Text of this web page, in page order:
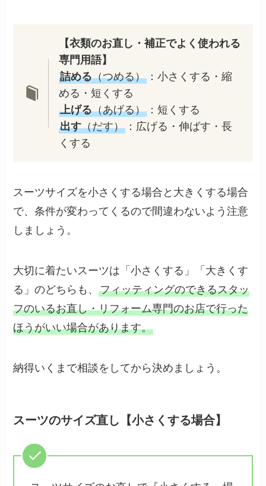
【衣類のお直し・補正でよく使われる
専門用語】
詰める（つめる）：小さくする・縮
める・短くする
上げる（あげる）：短くする
出す（だす）：広げる・伸ばす・長
くする
スーツサイズを小さくする場合と大きくする場合
で、条件が変わってくるので間違わないよう注意
しましょう。
大切に着たいスーツは「小さくする」「大きくす
る」のどちらも、フィッティングのできるスタッ
フのいるお直し・リフォーム専門のお店で行った
ほうがいい場合があります。
納得いくまで相談をしてから決めましょう。
スーツのサイズ直し【小さくする場合】